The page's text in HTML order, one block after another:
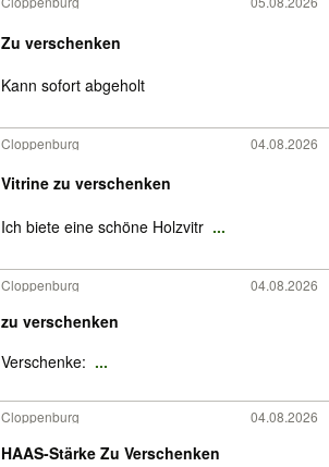
Zu verschenken
Kann sofort abgeholt
Cloppenburg 04.08.2026
Vitrine zu verschenken
Ich biete eine schöne Holzvitr ...
Cloppenburg 04.08.2026
zu verschenken
Verschenke: ...
Cloppenburg 04.08.2026
HAAS-Stärke Zu Verschenken